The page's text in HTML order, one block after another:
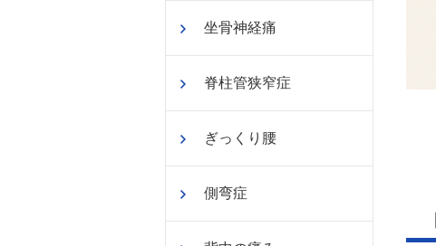
坐骨神経痛
脊柱管狭窄症
ぎっくり腰
側弯症